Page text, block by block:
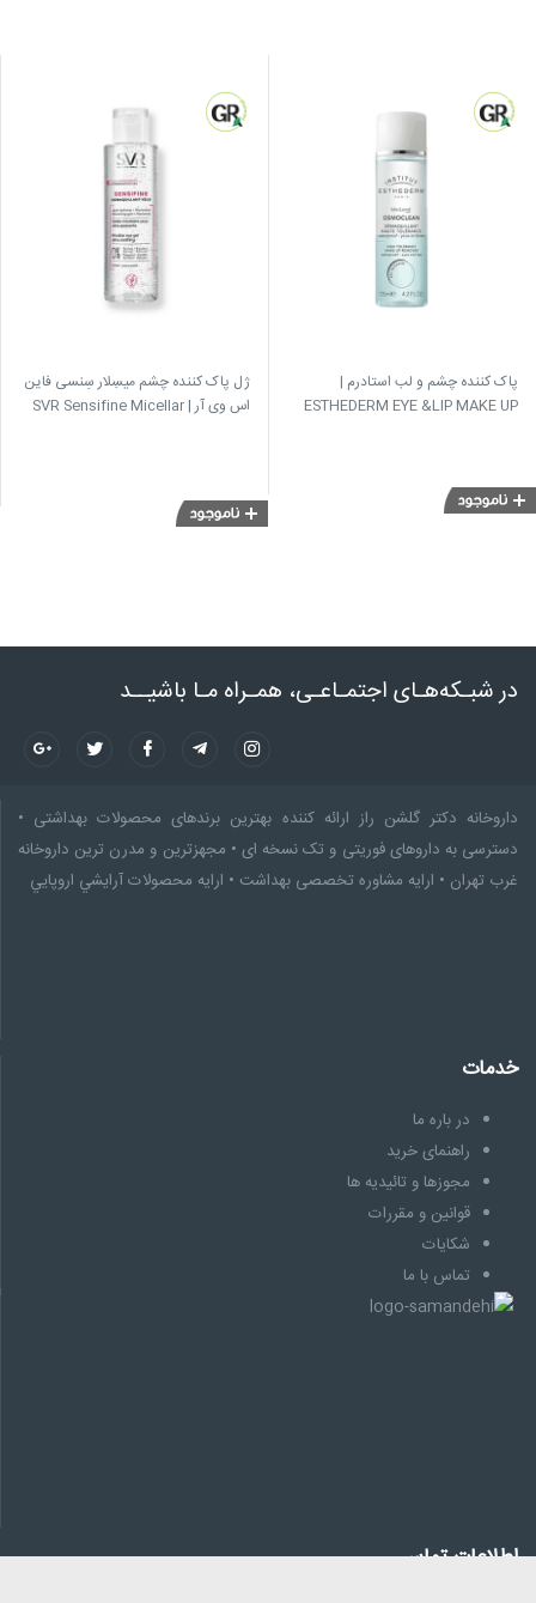
پاک کننده چشم و لب استادرم |
ESTHEDERM EYE &LIP MAKE UP
ژل پاک کننده چشم میسِلار سِنسی فاین
اس وی آر | SVR Sensifine Micellar
در شبـکه‌هـای اجتمـاعـی، همـراه مـا باشیــد
داروخانه دکتر گلشن راز ارائه کننده بهترین برندهای محصولات بهداشتی •
دسترسی به داروهای فوریتی و تک نسخه ای • مجهزترین و مدرن ترین داروخانه
غرب تهران • ارایه مشاوره تخصصى بهداشت • ارایه محصولات آرايشي اروپايي
خدمات
در باره ما
راهنمای خرید
مجوزها و تائیدیه ها
قوانین و مقررات
شکایات
تماس با ما
اطلاعات تماس